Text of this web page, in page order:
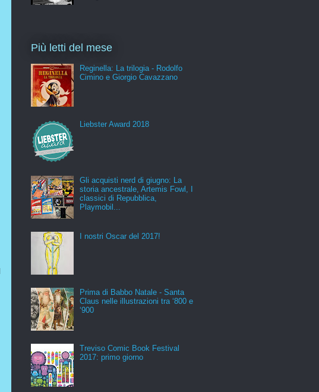
Più letti del mese
Reginella: La trilogia - Rodolfo
Cimino e Giorgio Cavazzano
Liebster Award 2018
Gli acquisti nerd di giugno: La
storia ancestrale, Artemis Fowl, I
classici di Repubblica,
Playmobil...
I nostri Oscar del 2017!
Prima di Babbo Natale - Santa
Claus nelle illustrazioni tra ‘800 e
‘900
Treviso Comic Book Festival
2017: primo giorno